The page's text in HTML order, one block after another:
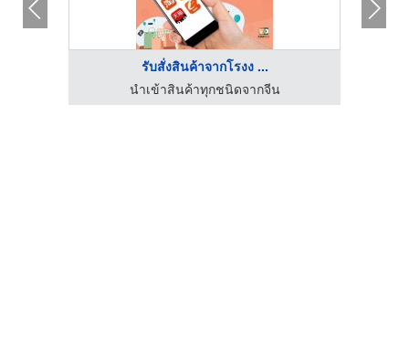
รับสั่งสินค้าจากโรงง ...
นำเข้าสินค้าทุกชนิดจากจีน